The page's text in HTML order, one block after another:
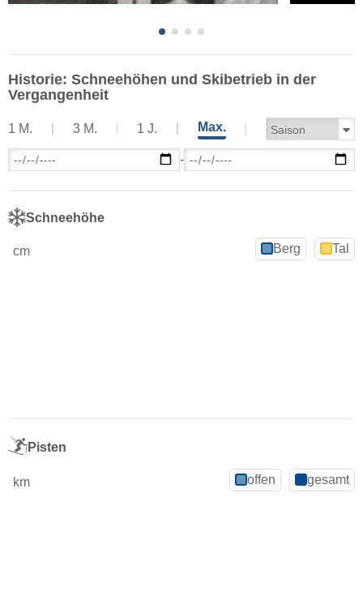
Historie: Schneehöhen und Skibetrieb in der
Vergangenheit
1 M. 3 M. 1 J. Max.
-
Schneehöhe
cm Berg Tal
Pisten
km offen gesamt